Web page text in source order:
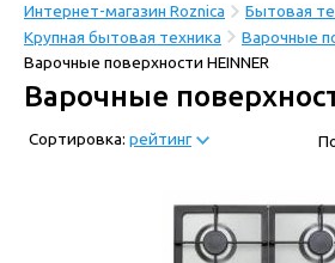
Интернет-магазин Roznica
Бытовая
Крупная бытовая техника
Варочные
Варочные поверхности HEINNER
Варочные
Сортировка: рейтинг